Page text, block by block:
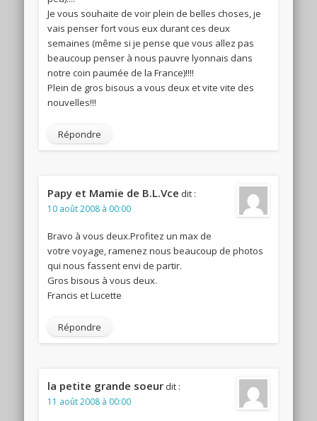
Je vous souhaite de voir plein de belles choses, je
vais penser fort vous eux durant ces deux
semaines (même si je pense que vous allez pas
beaucoup penser à nous pauvre lyonnais dans
notre coin paumée de la France)!!!!
Plein de gros bisous a vous deux et vite vite des
nouvelles!!!
Répondre
Papy et Mamie de B.L.Vce dit :
10 août 2008 à 00:00
Bravo à vous deux.Profitez un max de
votre voyage, ramenez nous beaucoup de photos
qui nous fassent envi de partir.
Gros bisous à vous deux.
Francis et Lucette
Répondre
la petite grande soeur dit :
11 août 2008 à 00:00